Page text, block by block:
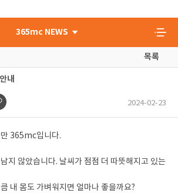
365mc NEWS
목록
내
2024-02-23
365mc입니다.
지 않았습니다. 날씨가 점점 더 따뜻해지고 있는
내 몸도 가벼워지면 얼마나 좋을까요?